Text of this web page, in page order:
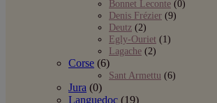
Bonnet Leconte (0)
Denis Frézier (9)
Deutz (2)
Egly-Ouriet (1)
Lagache (2)
Corse (6)
Sant Armettu (6)
Jura (0)
Languedoc (19)